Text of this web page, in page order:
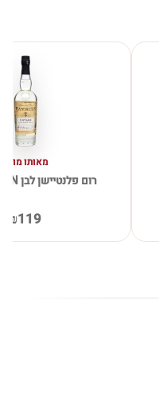
מאותו מותג
רום פלנטיישן לבן PLANTATION
₪119